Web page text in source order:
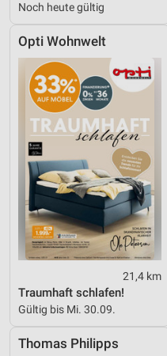
Noch heute gültig
Opti Wohnwelt
21,4 km
Traumhaft schlafen!
Gültig bis Mi. 30.09.
Thomas Philipps